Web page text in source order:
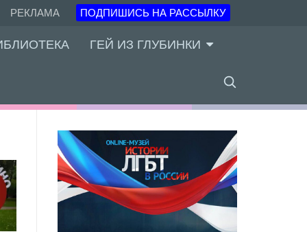
РЕКЛАМА ПОДПИШИСЬ НА РАССЫЛКУ
ГЕЙ ИЗ ГЛУБИНКИ